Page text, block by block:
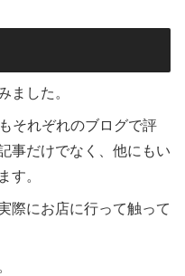
ました。
それぞれのブログで評
事だけでなく、他にもい
す。
際にお店に行って触って